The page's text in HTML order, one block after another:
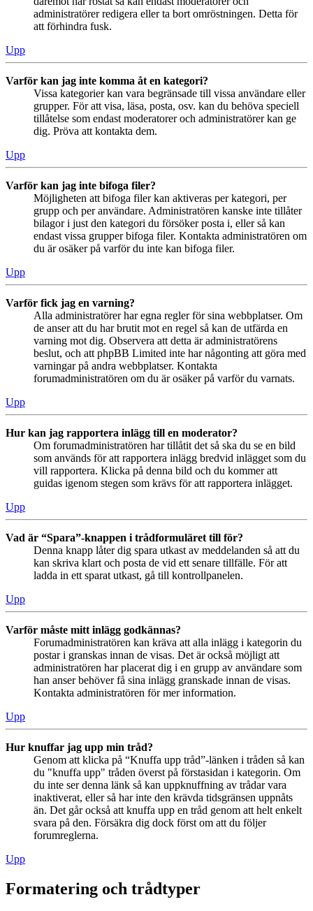
administratörer redigera eller ta bort omröstningen. Detta för
att förhindra fusk.
Upp
Varför kan jag inte komma åt en kategori?
Vissa kategorier kan vara begränsade till vissa användare eller
grupper. För att visa, läsa, posta, osv. kan du behöva speciell
tillåtelse som endast moderatorer och administratörer kan ge
dig. Pröva att kontakta dem.
Upp
Varför kan jag inte bifoga filer?
Möjligheten att bifoga filer kan aktiveras per kategori, per
grupp och per användare. Administratören kanske inte tillåter
bilagor i just den kategori du försöker posta i, eller så kan
endast vissa grupper bifoga filer. Kontakta administratören om
du är osäker på varför du inte kan bifoga filer.
Upp
Varför fick jag en varning?
Alla administratörer har egna regler för sina webbplatser. Om
de anser att du har brutit mot en regel så kan de utfärda en
varning mot dig. Observera att detta är administratörens
beslut, och att phpBB Limited inte har någonting att göra med
varningar på andra webbplatser. Kontakta
forumadministratören om du är osäker på varför du varnats.
Upp
Hur kan jag rapportera inlägg till en moderator?
Om forumadministratören har tillåtit det så ska du se en bild
som används för att rapportera inlägg bredvid inlägget som du
vill rapportera. Klicka på denna bild och du kommer att
guidas igenom stegen som krävs för att rapportera inlägget.
Upp
Vad är “Spara”-knappen i trådformuläret till för?
Denna knapp låter dig spara utkast av meddelanden så att du
kan skriva klart och posta de vid ett senare tillfälle. För att
ladda in ett sparat utkast, gå till kontrollpanelen.
Upp
Varför måste mitt inlägg godkännas?
Forumadministratören kan kräva att alla inlägg i kategorin du
postar i granskas innan de visas. Det är också möjligt att
administratören har placerat dig i en grupp av användare som
han anser behöver få sina inlägg granskade innan de visas.
Kontakta administratören för mer information.
Upp
Hur knuffar jag upp min tråd?
Genom att klicka på “Knuffa upp tråd”-länken i tråden så kan
du "knuffa upp" tråden överst på förstasidan i kategorin. Om
du inte ser denna länk så kan uppknuffning av trådar vara
inaktiverat, eller så har inte den krävda tidsgränsen uppnåts
än. Det går också att knuffa upp en tråd genom att helt enkelt
svara på den. Försäkra dig dock först om att du följer
forumreglerna.
Upp
Formatering och trådtyper